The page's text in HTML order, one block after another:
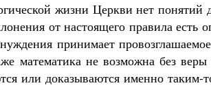
жизни Церкви нет
от настоящего правила есть
принимает
математика не возможна без
или доказываются именно таким-